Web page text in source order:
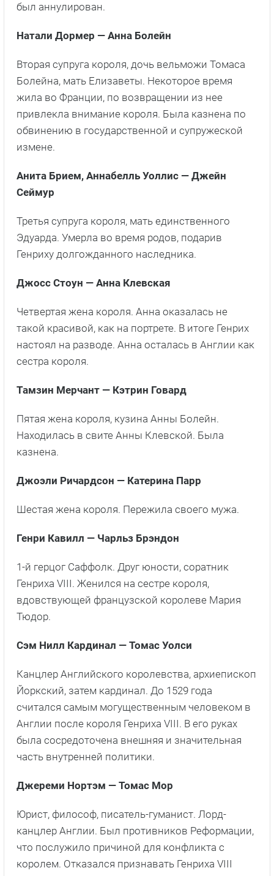
был аннулирован.
Натали Дормер — Анна Болейн
Вторая супруга короля, дочь вельможи Томаса
Болейна, мать Елизаветы. Некоторое время
жила во Франции, по возвращении из нее
привлекла внимание короля. Была казнена по
обвинению в государственной и супружеской
измене.
Анита Брием, Аннабелль Уоллис — Джейн
Сеймур
Третья супруга короля, мать единственного
Эдуарда. Умерла во время родов, подарив
Генриху долгожданного наследника.
Джосс Стоун — Анна Клевская
Четвертая жена короля. Анна оказалась не
такой красивой, как на портрете. В итоге Генрих
настоял на разводе. Анна осталась в Англии как
сестра короля.
Тамзин Мерчант — Кэтрин Говард
Пятая жена короля, кузина Анны Болейн.
Находилась в свите Анны Клевской. Была
казнена.
Джоэли Ричардсон — Катерина Парр
Шестая жена короля. Пережила своего мужа.
Генри Кавилл — Чарльз Брэндон
1-й герцог Саффолк. Друг юности, соратник
Генриха VIII. Женился на сестре короля,
вдовствующей французской королеве Мария
Тюдор.
Сэм Нилл Кардинал — Томас Уолси
Канцлер Английского королевства, архиепископ
Йоркский, затем кардинал. До 1529 года
считался самым могущественным человеком в
Англии после короля Генриха VIII. В его руках
была сосредоточена внешняя и значительная
часть внутренней политики.
Джереми Нортэм — Томас Мор
Юрист, философ, писатель-гуманист. Лорд-
канцлер Англии. Был противников Реформации,
что послужило причиной для конфликта с
королем. Отказался признавать Генриха VIII